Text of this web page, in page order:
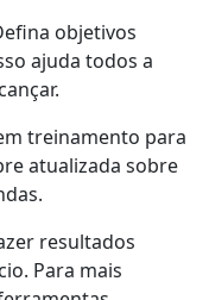
objetivos
ajuda todos a
treinamento para
atualizada sobre
resultados
Para mais